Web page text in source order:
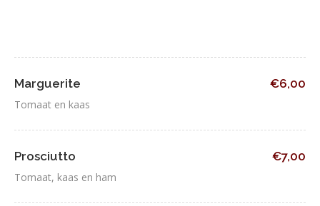
Marguerite
Tomaat en kaas
€6,00
Prosciutto
Tomaat, kaas en ham
€7,00